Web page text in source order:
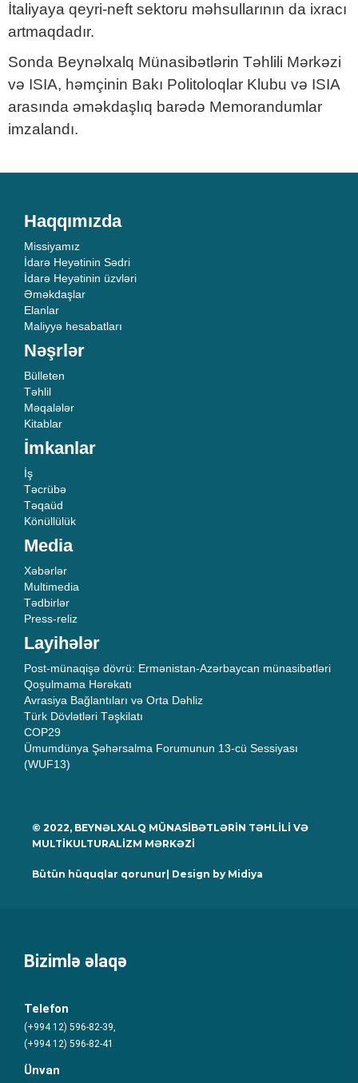
İtaliyaya qeyri-neft sektoru məhsullarının da ixracı
artmaqdadır.
Sonda Beynəlxalq Münasibətlərin Təhlili Mərkəzi
və ISIA, həmçinin Bakı Politoloqlar Klubu və ISIA
arasında əməkdaşlıq barədə Memorandumlar
imzalandı.
Haqqımızda
Missiyamız
İdarə Heyətinin Sədri
İdarə Heyətinin üzvləri
Əməkdaşlar
Elanlar
Maliyyə hesabatları
Nəşrlər
Bülleten
Təhlil
Məqalələr
Kitablar
İmkanlar
İş
Təcrübə
Təqaüd
Könüllülük
Media
Xəbərlər
Multimedia
Tədbirlər
Press-reliz
Layihələr
Post-münaqişə dövrü: Ermənistan-Azərbaycan münasibətləri
Qoşulmama Hərəkatı
Avrasiya Bağlantıları və Orta Dəhliz
Türk Dövlətləri Təşkilatı
COP29
Ümumdünya Şəhərsalma Forumunun 13-cü Sessiyası
(WUF13)
© 2022, BEYNƏLXALQ MÜNASİBƏTLƏRİN TƏHLİLİ VƏ
MULTİKULTURALİZM MƏRKƏZİ
Bütün hüquqlar qorunur| Design by Midiya
Bizimlə əlaqə
Telefon
(+994 12) 596-82-39,
(+994 12) 596-82-41
Ünvan